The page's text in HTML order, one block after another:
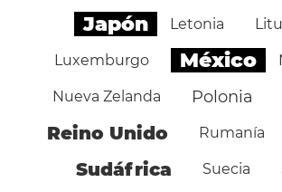
Japón Letonia
Luxemburgo México
Nueva Zelanda Polonia
Reino Unido Rumanía
Sudáfrica Suecia